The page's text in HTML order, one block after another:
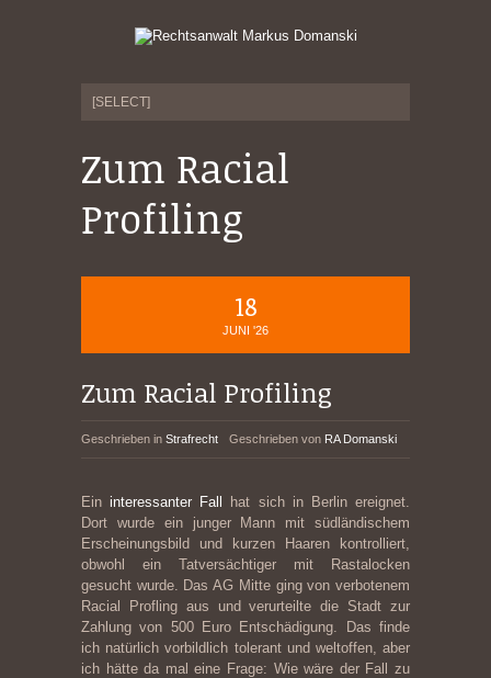
Zum Racial
Profiling
18
JUNI '26
Zum Racial Profiling
Geschrieben in Strafrecht Geschrieben von RA Domanski
Eininteressanter Fall
hat sich in Berlin ereignet.
Dort wurde ein junger Mann mit südländischem
Erscheinungsbild und kurzen Haaren kontrolliert,
obwohl ein Tatversächtiger mit Rastalocken
gesucht wurde. Das AG Mitte ging von verbotenem
Racial Profling aus und verurteilte die Stadt zur
Zahlung von 500 Euro Entschädigung. Das finde
ich natürlich vorbildlich tolerant und weltoffen, aber
ich hätte da mal eine Frage: Wie wäre der Fall zu